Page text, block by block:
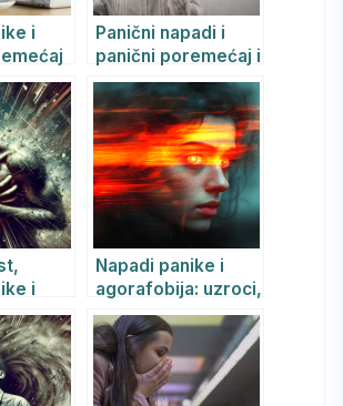
i
Panični napadi i
panični poremećaj i
kako se uspešno
leče
i
Kako
i
Pomoć
Napadi panike i
agorafobija: uzroci,
simptomi,
dijagnostika i
saveti za
prevenciju